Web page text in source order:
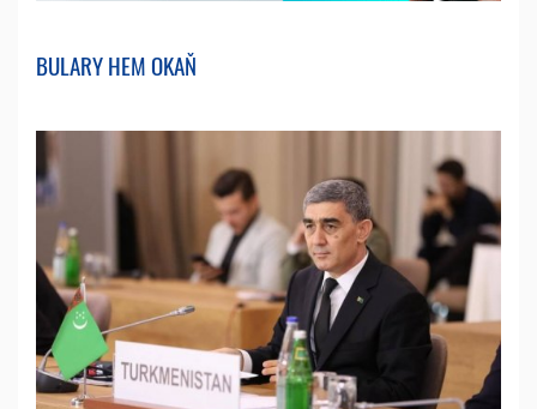
BULARY HEM OKAŇ